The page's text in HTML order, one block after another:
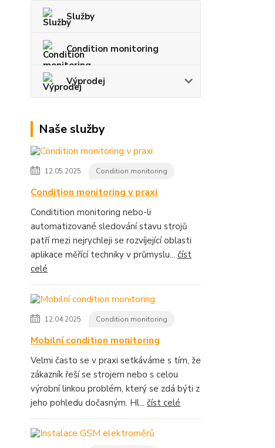
Služby
Condition monitoring
Výprodej
Naše služby
12.05.2025 Condition monitoring
Condition monitoring v praxi
Conditition monitoring nebo-li
automatizované sledování stavu strojů
patří mezi nejrychleji se rozvíjející oblasti
aplikace měřící techniky v průmyslu... číst
celé
12.04.2025 Condition monitoring
Mobilní condition monitoring
Velmi často se v praxi setkáváme s tím, že
zákazník řeší se strojem nebo s celou
výrobní linkou problém, který se zdá býti z
jeho pohledu dočasným. Hl... číst celé